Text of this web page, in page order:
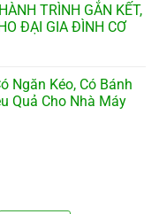
TRÌNH GẮN KẾT,
ĐẠI GIA ĐÌNH CƠ
Ngăn Kéo, Có Bánh
Quả Cho Nhà Máy